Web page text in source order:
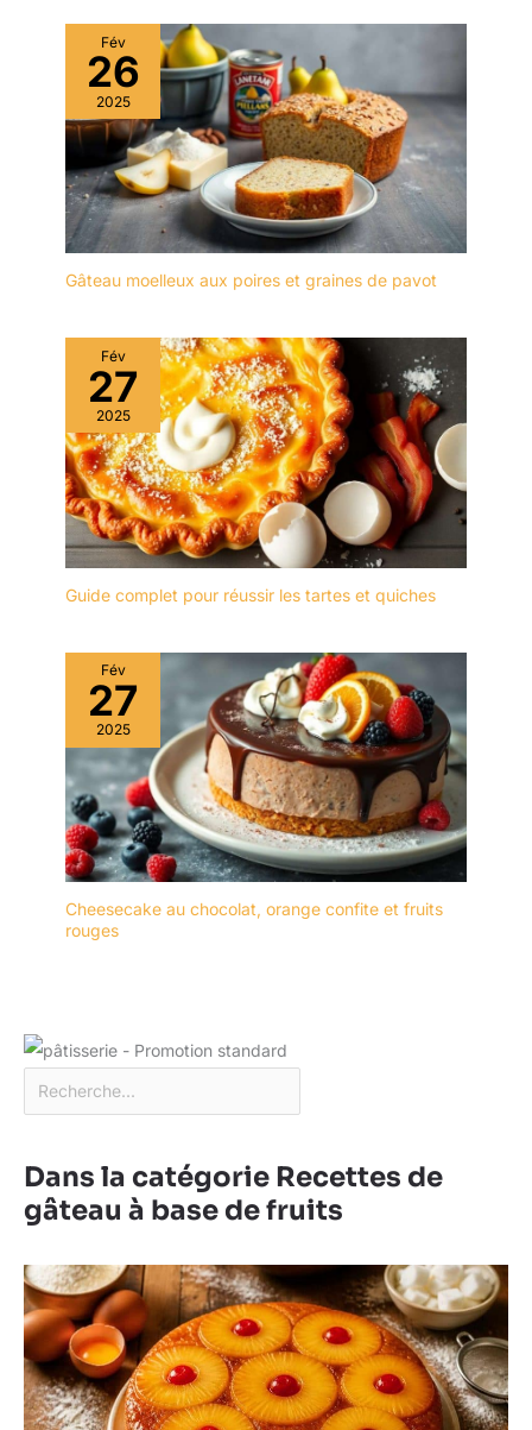
NewMoon peut être
lavée au lave-vaisselle et
résiste au four à micro-
ondes elle s’utilise aussi
bien tous les jours que
pour les grandes
occasions Contenu 1 x
plat creux NewMoon
Villeroy & Boch
dimensions 25 x 25 x 4
cm poids 604 g (réf 10-
Fév
26
2025
Gâteau moelleux aux poires et graines de pavot
Fév
27
2025
Guide complet pour réussir les tartes et quiches
Fév
27
2025
Cheesecake au chocolat, orange confite et fruits
rouges
Dans la catégorie Recettes de
gâteau à base de fruits